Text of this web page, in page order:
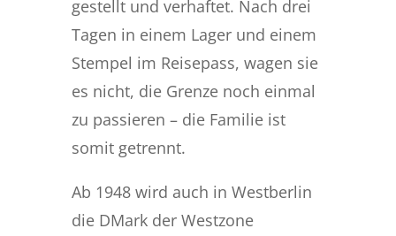
gestellt und verhaftet. Nach drei
Tagen in einem Lager und einem
Stempel im Reisepass, wagen sie
es nicht, die Grenze noch einmal
zu passieren – die Familie ist
somit getrennt.
Ab 1948 wird auch in Westberlin
die DMark der Westzone